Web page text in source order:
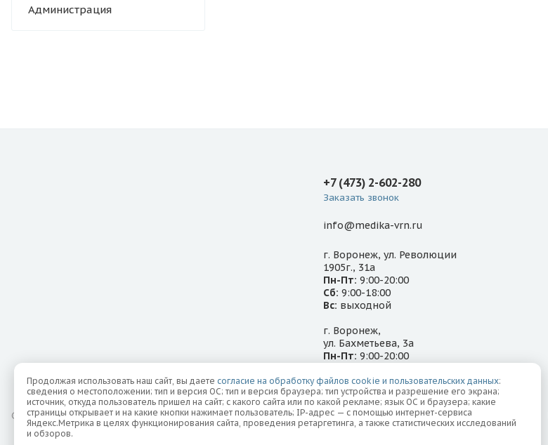
Администрация
+7 (473) 2-602-280
Заказать звонок
info@medika-vrn.ru
г. Воронеж, ул. Революции
1905г., 31а
Пн-Пт: 9:00-20:00
Сб: 9:00-18:00
Вс: выходной
г. Воронеж,
ул. Бахметьева, 3а
Пн-Пт: 9:00-20:00
© 2026 Все права защищены. Лицензии Надзорные органы
Продолжая использовать наш сайт, вы даете согласие на обработку файлов cookie и пользовательских данных:
сведения о местоположении; тип и версия ОС; тип и версия браузера; тип устройства и разрешение его экрана;
источник, откуда пользователь пришел на сайт; с какого сайта или по какой рекламе; язык ОС и браузера; какие
страницы открывает и на какие кнопки нажимает пользователь; IP-адрес — с помощью интернет-сервиса
Яндекс.Метрика в целях функционирования сайта, проведения ретаргетинга, а также статистических исследований
и обзоров.